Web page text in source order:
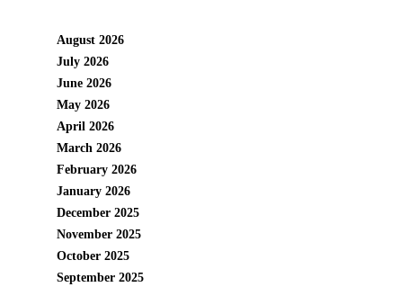
August 2026
July 2026
June 2026
May 2026
April 2026
March 2026
February 2026
January 2026
December 2025
November 2025
October 2025
September 2025